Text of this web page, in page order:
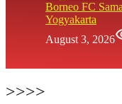
Borneo FC
Yogyakarta
August 3, 2026
>>>>